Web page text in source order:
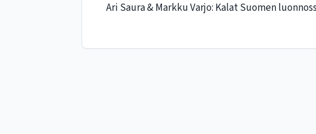
Ari Saura & Markku Varjo: Kalat Suomen